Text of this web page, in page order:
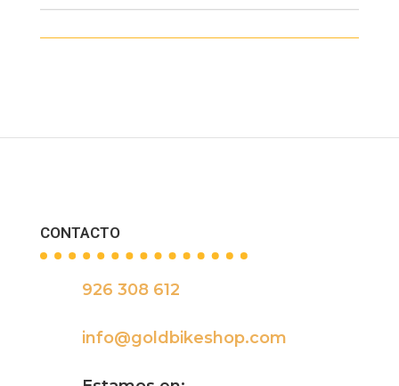
CONTACTO
926 308 612
info@goldbikeshop.com